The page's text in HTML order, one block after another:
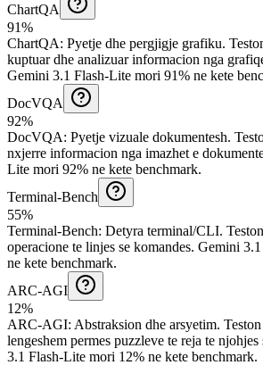
ChartQA
91%
ChartQA: Pyetje dhe pergjigje grafiku.
kuptuar dhe analizuar informacion nga
Gemini 3.1 Flash-Lite mori 91% ne kete
DocVQA
92%
DocVQA: Pyetje vizuale dokumentesh.
nxjerre informacion nga imazhet e
Lite mori 92% ne kete benchmark.
Terminal-Bench
55%
Terminal-Bench: Detyra terminal/CLI.
operacione te linjes se komandes. Gemini
ne kete benchmark.
ARC-AGI
12%
ARC-AGI: Abstraksion dhe arsyetim.
lengeshem permes puzzleve te reja te njohjes
3.1 Flash-Lite mori 12% ne kete benchmark.